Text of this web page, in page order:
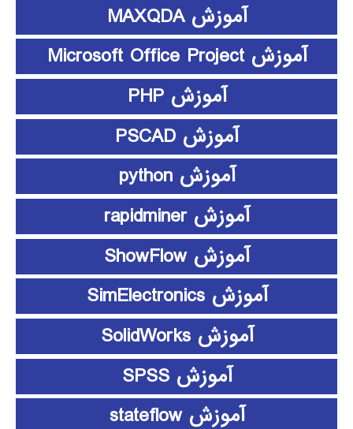
آموزش MAXQDA
آموزش Microsoft Office Project
آموزش PHP
آموزش PSCAD
آموزش python
آموزش rapidminer
آموزش ShowFlow
آموزش SimElectronics
آموزش SolidWorks
آموزش SPSS
آموزش stateflow